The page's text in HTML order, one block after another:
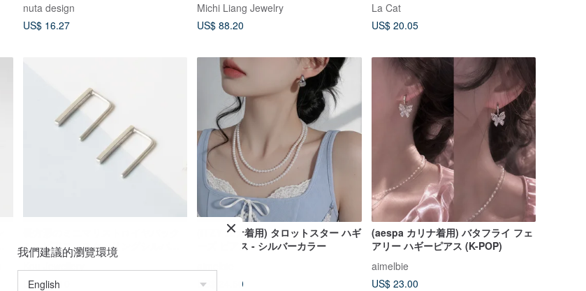
nuta design
US$ 16.27
Michi Liang Jewelry
US$ 88.20
La Cat
US$ 20.05
ル、ピアス、スターリングシルバー
のない形状
US$ 44.10
(ITZY ユナ着用) タロットスター ハギ
ーズ ピアス - シルバーカラー
US$ 24.50
(aespa カリナ着用) バタフライ フェ
アリー ハギーピアス (K-POP)
aimelbie
US$ 23.00
我們建議的瀏覽環境